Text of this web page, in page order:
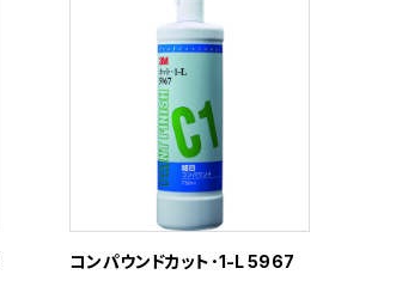
コンパウンドカット･1-L 5967